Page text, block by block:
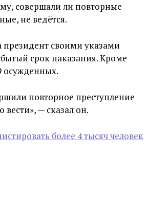
совершали ли повторные
не ведётся.
президент своими указами
срок наказания. Кроме
осужденных.
повторное преступление
вести», — сказал он.
более 4 тысяч человек